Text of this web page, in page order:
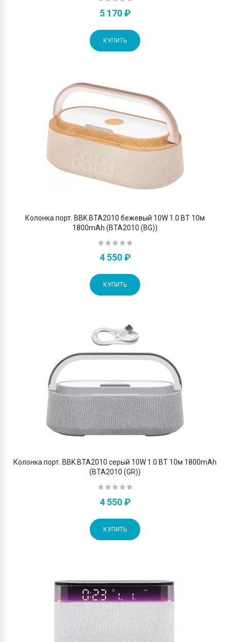
5 170 ₽
КУПИТЬ
Колонка порт. BBK BTA2010 бежевый 10W 1.0 BT 10м
1800mAh (BTA2010 (BG))
4 550 ₽
КУПИТЬ
Колонка порт. BBK BTA2010 серый 10W 1.0 BT 10м 1800mAh
(BTA2010 (GR))
4 550 ₽
КУПИТЬ